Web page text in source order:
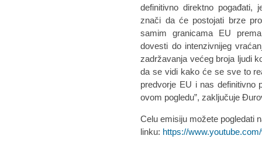
definitivno direktno
znači da će postojati brze
samim granicama EU
dovesti do intenzivnijeg
zadržavanja većeg broja ljudi
da se vidi kako će se sve to
predvorje EU i nas definitivno
ovom pogledu”, zaključuje
Celu emisiju možete pogledati
linku: https://